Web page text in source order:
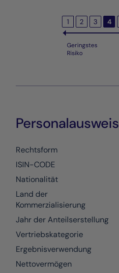
1 2 3 4
Geringstes
Risiko
Personalausweis
Rechtsform
ISIN-CODE
Nationalität
Land der
Kommerzialisierung
Jahr der Anteilserstellung
Vertriebskategorie
Ergebnisverwendung
Nettovermögen